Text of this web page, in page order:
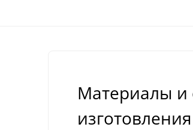
Материалы и